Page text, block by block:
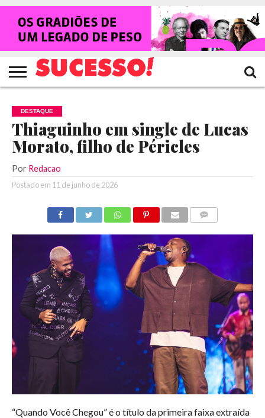
HOME
NOTÍCIAS
SHOWS
ENTREVISTAS
CLIQUES
RANKING
CROWLEY
TV
SUCESSO!
REVISTA
SUCESSO!
DESTAQUE
Thiaguinho em single de Lucas
Morato, filho de Péricles
Por Redacao
Postado em 11 de junho de 2026
“Quando Você Chegou” é o título da primeira faixa extraída